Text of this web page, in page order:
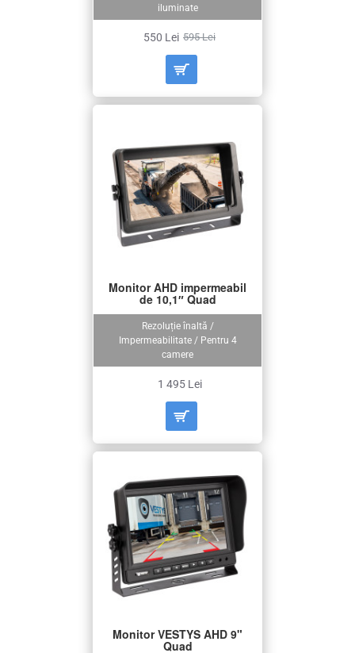
iluminate
550 Lei 595 Lei
Rezoluție înaltă /
Impermeabilitate / Pentru 4
camere
Monitor AHD impermeabil
de 10,1″ Quad
1 495 Lei
Monitor VESTYS AHD 9"
Quad